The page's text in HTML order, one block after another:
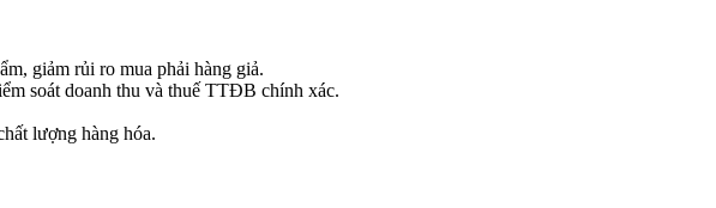
giảm rủi ro mua phải hàng giả.
soát doanh thu và thuế TTĐB chính xác.
lượng hàng hóa.